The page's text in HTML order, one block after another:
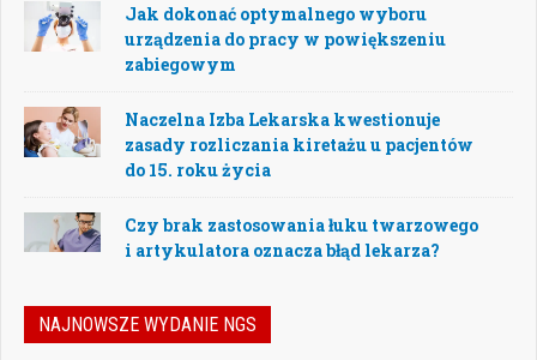
Jak dokonać optymalnego wyboru
urządzenia do pracy w powiększeniu
zabiegowym
Naczelna Izba Lekarska kwestionuje
zasady rozliczania kiretażu u pacjentów
do 15. roku życia
Czy brak zastosowania łuku twarzowego
i artykulatora oznacza błąd lekarza?
NAJNOWSZE WYDANIE NGS